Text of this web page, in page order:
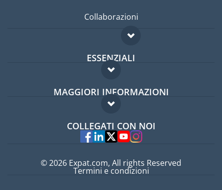
Collaborazioni
ESSENZIALI
Forum per expat
Guida per expat
MAGGIORI INFORMAZIONI
Domande frequenti
Esperti
COLLEGATI CON NOI
© 2026 Expat.com, All rights Reserved
Termini e condizioni